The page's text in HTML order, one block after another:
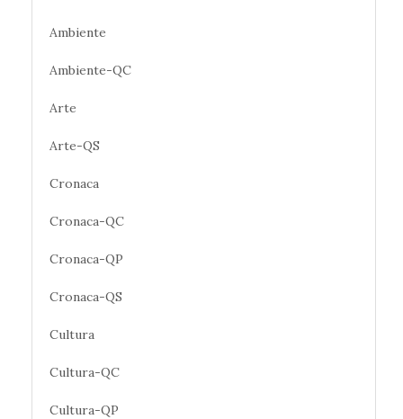
Ambiente
Ambiente-QC
Arte
Arte-QS
Cronaca
Cronaca-QC
Cronaca-QP
Cronaca-QS
Cultura
Cultura-QC
Cultura-QP